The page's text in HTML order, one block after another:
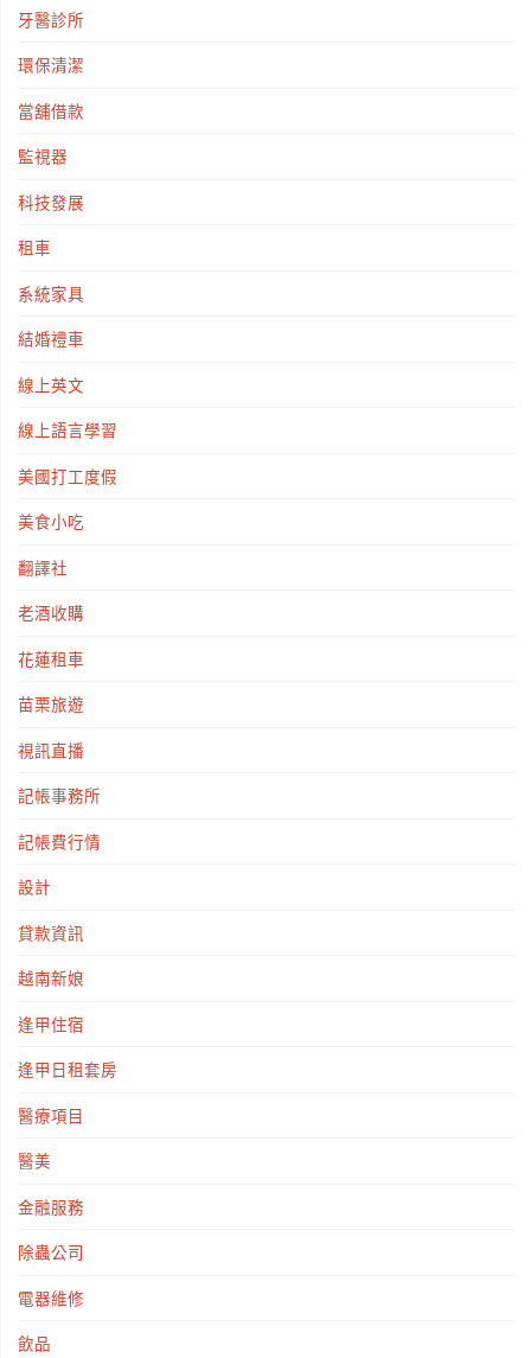
牙醫診所
環保清潔
當舖借款
監視器
科技發展
租車
系統家具
結婚禮車
線上英文
線上語言學習
美國打工度假
美食小吃
翻譯社
老酒收購
花蓮租車
苗栗旅遊
視訊直播
記帳事務所
記帳費行情
設計
貸款資訊
越南新娘
逢甲住宿
逢甲日租套房
醫療項目
醫美
金融服務
除蟲公司
電器維修
飲品